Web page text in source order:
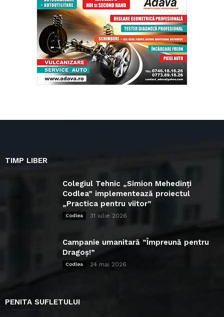
TIMP LIBER
Colegiul Tehnic „Simion Mehedinți
Codlea” implementează proiectul
„Practica pentru viitor”
Codlea 31 iulie 2026
Campanie umanitară ”Împreună pentru
Dragoș!”
Codlea 24 mai 2026
PENITA SUFLETULUI